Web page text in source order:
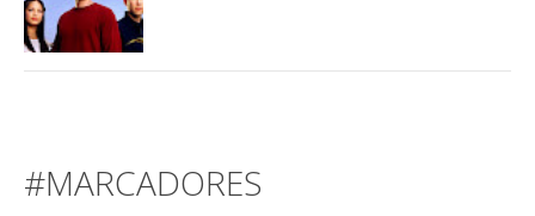
#MARCADORES